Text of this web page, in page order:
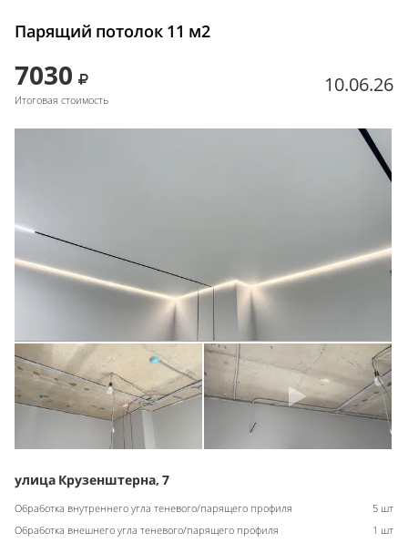
Парящий потолок 11 м2
7030
Итоговая стоимость
10.06.26
улица Крузенштерна, 7
Обработка внутреннего угла теневого/парящего профиля
5 шт
Обработка внешнего угла теневого/парящего профиля
1 шт